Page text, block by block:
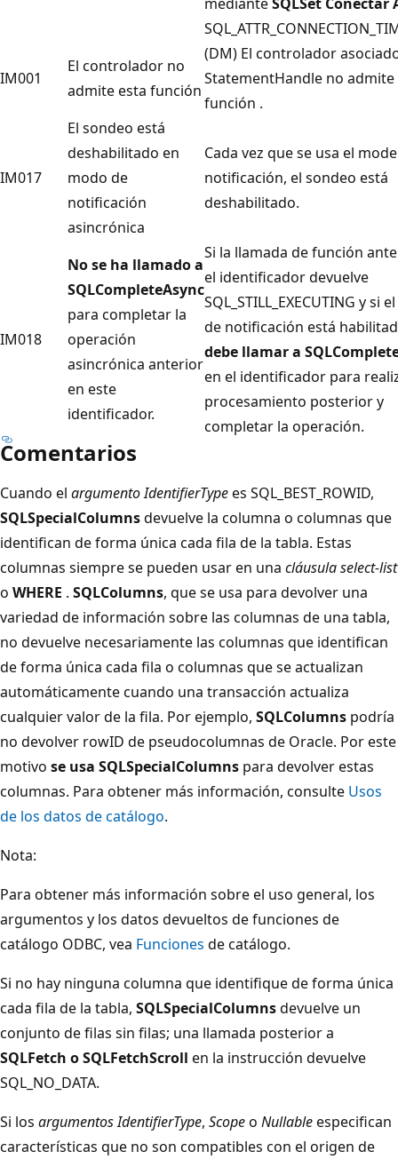
IM001
El controlador no
admite esta función
(DM) El controlador
StatementHandle no admite
función .
IM017
El sondeo está
deshabilitado en
modo de
notificación
asincrónica
Cada vez que se usa el
notificación, el sondeo está
deshabilitado.
IM018
No se ha llamado a
SQLCompleteAsync
para completar la
operación
asincrónica anterior
en este
identificador.
Si la llamada de función
el identificador devuelve
SQL_STILL_EXECUTING y si
de notificación está
debe llamar a
en el identificador para
procesamiento posterior y
completar la operación.
Comentarios
Cuando el argumento IdentifierTypees SQL_BEST_ROWID,
SQLSpecialColumnsdevuelve la columna o columnas que
identifican de forma única cada fila de la tabla. Estas
columnas siempre se pueden usar en una cláusula select-list
o WHERE . SQLColumns, que se usa para devolver una
variedad de información sobre las columnas de una tabla,
no devuelve necesariamente las columnas que identifican
de forma única cada fila o columnas que se actualizan
automáticamente cuando una transacción actualiza
cualquier valor de la fila. Por ejemplo, SQLColumns podría
no devolver rowID de pseudocolumnas de Oracle. Por este
motivo se usa SQLSpecialColumns para devolver estas
columnas. Para obtener más información, consulte Usos
de los datos de catálogo.
Nota:
Para obtener más información sobre el uso general, los
argumentos y los datos devueltos de funciones de
catálogo ODBC, vea Funciones de catálogo.
Si no hay ninguna columna que identifique de forma única
cada fila de la tabla, SQLSpecialColumnsdevuelve un
conjunto de filas sin filas; una llamada posterior a
SQLFetch oSQLFetchScroll en la instrucción devuelve
SQL_NO_DATA.
Si los argumentos IdentifierType, Scopeo Nullableespecifican
características que no son compatibles con el origen de